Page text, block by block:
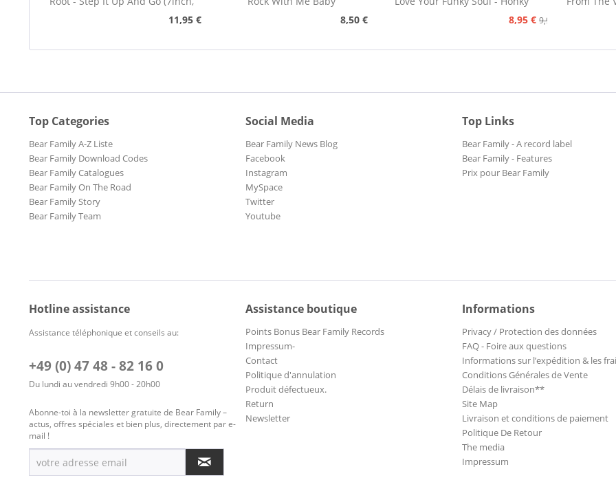
11,95 €
8,50 €
8,95 € 9,95 €
Top Categories
Bear Family A-Z Liste
Bear Family Download Codes
Bear Family Catalogues
Bear Family On The Road
Bear Family Story
Bear Family Team
Social Media
Bear Family News Blog
Facebook
Instagram
MySpace
Twitter
Youtube
Top Links
Bear Family - A record label
Bear Family - Features
Prix pour Bear Family
Hotline assistance
Assistance téléphonique et conseils au:
+49 (0) 47 48 - 82 16 0
Du lundi au vendredi 9h00 - 20h00
Abonne-toi à la newsletter gratuite de Bear Family –
actus, offres spéciales et bien plus, directement par e-
mail !
Assistance boutique
Points Bonus Bear Family Records
Impressum-
Contact
Politique d'annulation
Produit défectueux.
Return
Newsletter
Informations
Privacy / Protection des données
FAQ - Foire aux questions
Informations sur l’expédition & les
Conditions Générales de Vente
Délais de livraison**
Site Map
Livraison et conditions de paiement
Politique De Retour
The media
Impressum